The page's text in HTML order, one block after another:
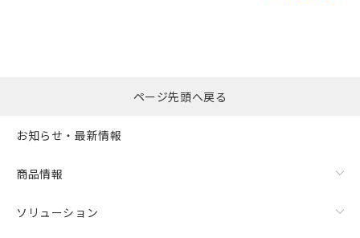
ページ先頭へ戻る
お知らせ・最新情報
商品情報
ソリューション